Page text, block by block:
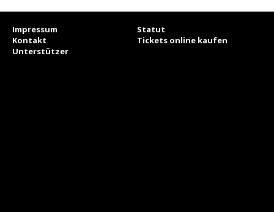
Impressum
Statut
Kontakt
Tickets online kaufen
Unterstützer